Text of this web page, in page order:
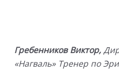
Гребенников Виктор,
«Нагваль» Тренер по